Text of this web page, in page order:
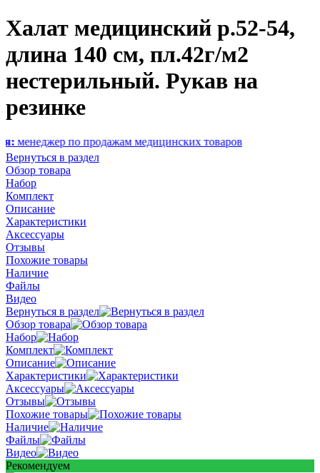
Халат медицинский р.52-54,
длина 140 см, пл.42г/м2
нестерильный. Рукав на
резинке
по продажам медицинских товаров
Вернуться в раздел
Обзор товара
Набор
Комплект
Описание
Характеристики
Аксессуары
Отзывы
Похожие товары
Наличие
Файлы
Видео
Вернуться в раздел
Обзор товара
Набор
Комплект
Описание
Характеристики
Аксессуары
Отзывы
Похожие товары
Наличие
Файлы
Видео
Рекомендуем